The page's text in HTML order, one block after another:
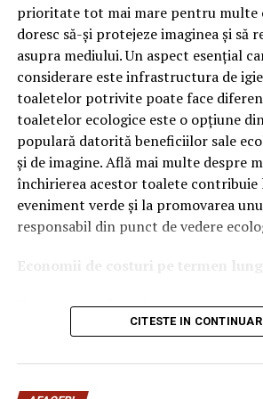
OEM.
Ce înseamnă Ravenol VMP?
DenumireaVMPidentifică o gamă de
pentru motoare moderne care
ridicate și compatibilitate cu
constructorilor auto.
Acest produs este destinat în special
moderne pe benzină și diesel, inclusiv
catalizatoare moderne;
sisteme Start-Stop.
Ce înseamnă USVO?
prioritate tot mai mare pentru multe
doresc să-și protejeze imaginea și să
asupra mediului. Un aspect esențial
considerare este infrastructura de
toaletelor potrivite poate face
toaletelor ecologice este o opțiune
populară datorită beneficiilor sale
și de imagine. Află mai multe despre
închirierea acestor toalete contribuie
eveniment verde și la promovarea
responsabil din punct de vedere
Economii de costuri pe termen lung
Unul dintre cele mai mari avantaje
închiriere toalete ecologiceeste
termen lung, aceasta este o opțiune
construirea unei infrastructuri
CITESTE IN